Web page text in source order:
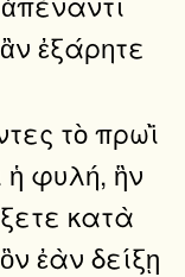
ἐξάρητε
τὸ πρωῒ
ἡ φυλή, ἣν
κατὰ
ἐὰν δείξῃ